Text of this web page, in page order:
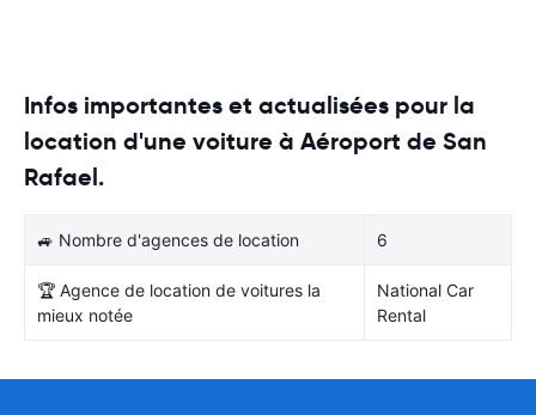
Infos importantes et actualisées pour la
location d'une voiture à Aéroport de San
Rafael.
🚙 Nombre d'agences de location 6
🏆 Agence de location de voitures la
mieux notée
National Car
Rental